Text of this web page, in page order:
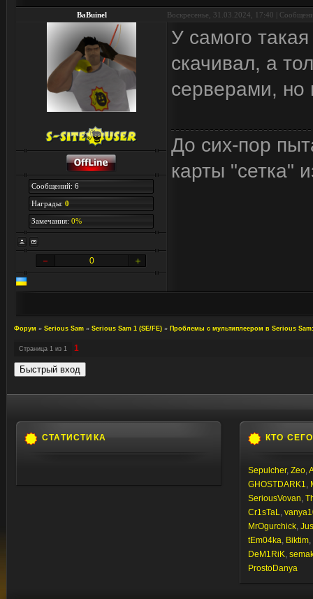
BaBuinel Воскресенье, 31.03.2024, 17:40 |
Сообщений: 6
Награды: 0
Замечания: 0%
0
У самого
скачивал, а
серверами, но
До сих-пор
карты "сетка"
Форум » Serious Sam » Serious Sam 1 (SE/FE) » Проблемы с мультиплеером в Serious
Страница 1 из 1 1
СТАТИСТИКА КТО
Sepulcher, Zeo,
GHOSTDARK1,
SeriousVovan,
Cr1sTaL,
MrOgurchick,
tEm04ka, Biktim,
DeM1RiK,
ProstoDanya